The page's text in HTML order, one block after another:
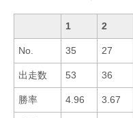
1 2
No. 35 27
出走数 53 36
勝率 4.96 3.67